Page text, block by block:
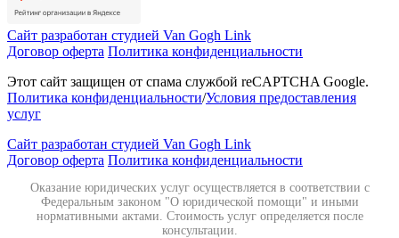
Сайт разработан студией Van Gogh Link
Договор оферта Политика конфиденциальности
Этот сайт защищен от спама службой reCAPTCHA Google.
Политика конфиденциальности/Условия предоставления
услуг
Сайт разработан студией Van Gogh Link
Договор оферта Политика конфиденциальности
Оказание юридических услуг осуществляется в соответствии с
Федеральным законом "О юридической помощи" и иными
нормативными актами. Стоимость услуг определяется после
консультации.